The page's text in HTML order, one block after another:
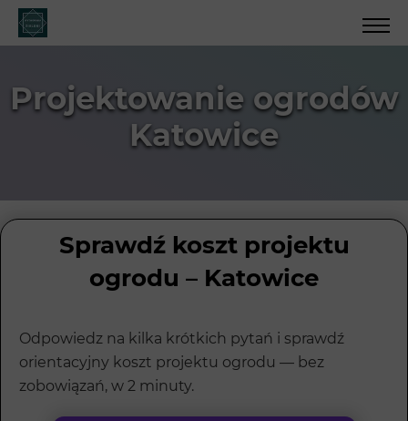
Projektowanie ogrodów
Katowice
Sprawdź koszt projektu
ogrodu – Katowice
Odpowiedz na kilka krótkich pytań i sprawdź
orientacyjny koszt projektu ogrodu — bez
zobowiązań, w 2 minuty.